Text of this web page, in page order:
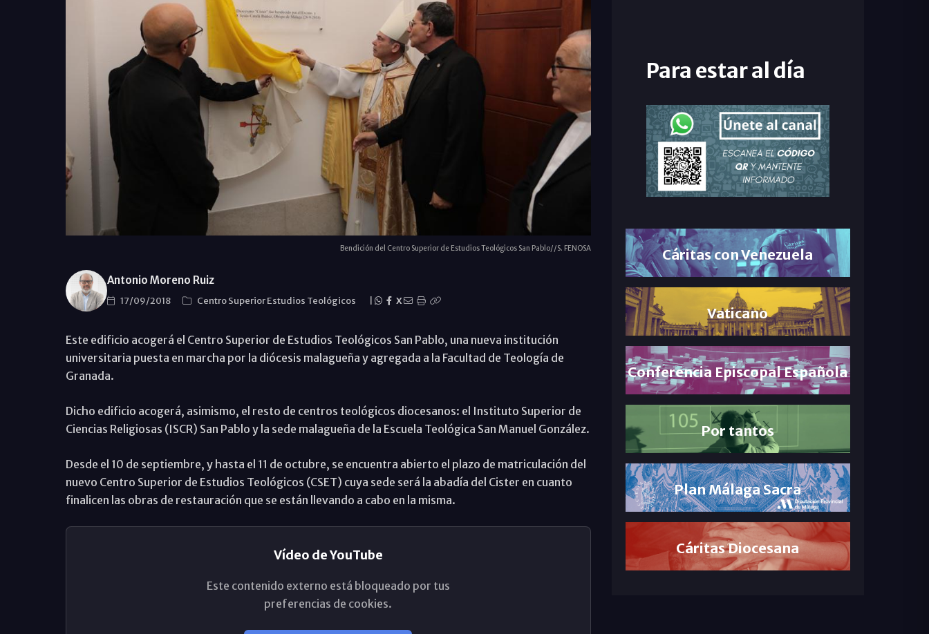
Bendición del Centro Superior de Estudios Teológicos San Pablo//S. FENOSA
Antonio Moreno Ruiz
17/09/2018 Centro Superior Estudios Teológicos X
Este edificio acogerá el Centro Superior de Estudios Teológicos San Pablo, una nueva institución
universitaria puesta en marcha por la diócesis malagueña y agregada a la Facultad de Teología de
Granada.
Dicho edificio acogerá, asimismo, el resto de centros teológicos diocesanos: el Instituto Superior de
Ciencias Religiosas (ISCR) San Pablo y la sede malagueña de la Escuela Teológica San Manuel González.
Desde el 10 de septiembre, y hasta el 11 de octubre, se encuentra abierto el plazo de matriculación del
nuevo Centro Superior de Estudios Teológicos (CSET) cuya sede será la abadía del Cister en cuanto
finalicen las obras de restauración que se están llevando a cabo en la misma.
Vídeo de YouTube
Este contenido externo está bloqueado por tus
preferencias de cookies.
Para estar al día
Cáritas con Venezuela
Vaticano
Conferencia Episcopal Española
Por tantos
Plan Málaga Sacra
Cáritas Diocesana